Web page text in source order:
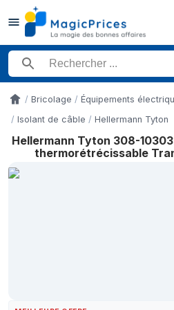
Rechercher un produit
AccueilBricolage
Isolant de câble
Hellermann Tyton
Hellermann Tyton 308-
thermorétrécissable
Historique des prix de
3 mai 2026